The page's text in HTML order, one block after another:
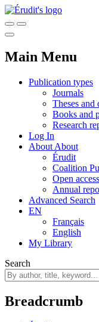
Main Menu
Publication types
Journals
Theses and
Books and
Research
Log In
About About
Érudit
Coalition
Open access
Annual
Advanced Search
EN
Français
English
My Library
Search
Breadcrumb